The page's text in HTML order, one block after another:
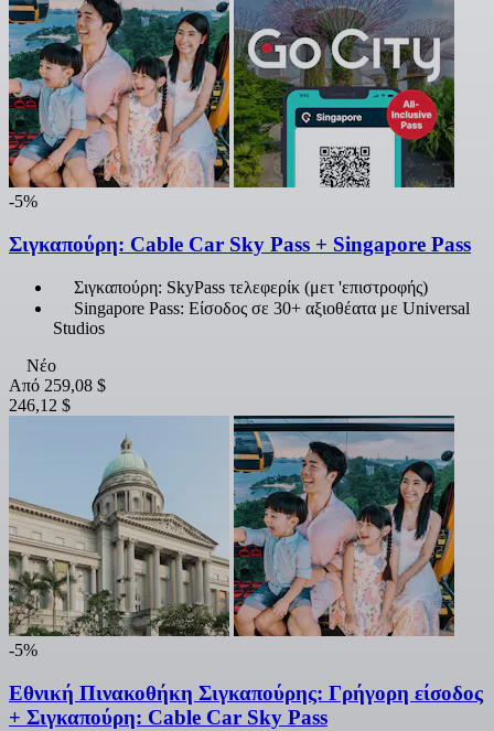
-5%
Σιγκαπούρη: Cable Car Sky Pass + Singapore Pass
Σιγκαπούρη: SkyPass τελεφερίκ (μετ 'επιστροφής)
Singapore Pass: Είσοδος σε 30+ αξιοθέατα με Universal
Studios
Νέο
Από 259,08 $
246,12 $
-5%
Εθνική Πινακοθήκη Σιγκαπούρης: Γρήγορη είσοδος
+ Σιγκαπούρη: Cable Car Sky Pass